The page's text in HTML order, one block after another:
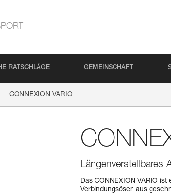
RATSCHLÄGE GEMEINSCHAFT
CONNEXION VARIO
Längenverstellbares
Das CONNEXION VARIO
Verbindungsösen aus